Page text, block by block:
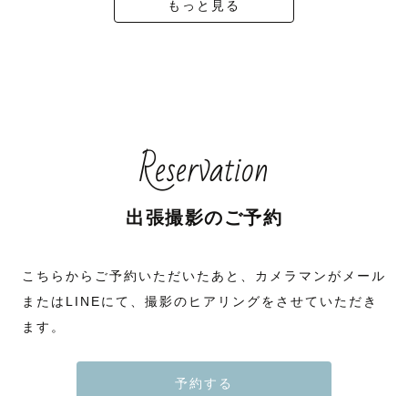
もっと見る
Reservation
出張撮影のご予約
こちらからご予約いただいたあと、カメラマンがメール
またはLINEにて、撮影のヒアリングをさせていただき
ます。
予約する